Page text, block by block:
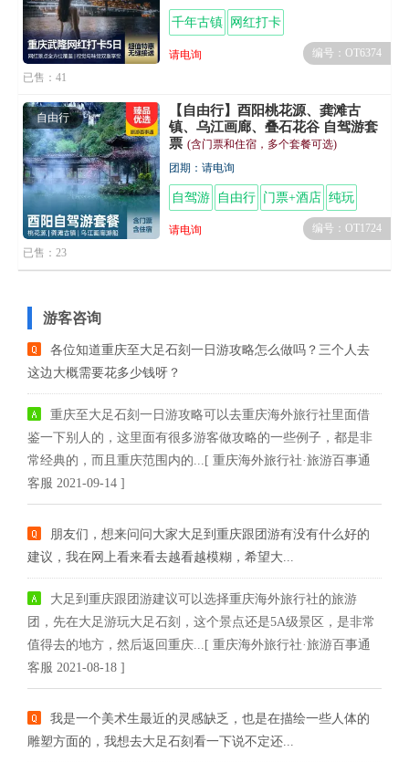
千年古镇 网红打卡
请电询
编号：OT6374
已售：41
自由行
【自由行】酉阳桃花源、龚滩古
镇、乌江画廊、叠石花谷 自驾游套
票 (含门票和住宿，多个套餐可选)
团期：请电询
自驾游 自由行 门票+酒店 纯玩
请电询
编号：OT1724
已售：23
游客咨询
各位知道重庆至大足石刻一日游攻略怎么做吗？三个人去
这边大概需要花多少钱呀？
重庆至大足石刻一日游攻略可以去重庆海外旅行社里面借
鉴一下别人的，这里面有很多游客做攻略的一些例子，都是非
常经典的，而且重庆范围内的...[ 重庆海外旅行社·旅游百事通
客服 2021-09-14 ]
朋友们，想来问问大家大足到重庆跟团游有没有什么好的
建议，我在网上看来看去越看越模糊，希望大...
大足到重庆跟团游建议可以选择重庆海外旅行社的旅游
团，先在大足游玩大足石刻，这个景点还是5A级景区，是非常
值得去的地方，然后返回重庆...[ 重庆海外旅行社·旅游百事通
客服 2021-08-18 ]
我是一个美术生最近的灵感缺乏，也是在描绘一些人体的
雕塑方面的，我想去大足石刻看一下说不定还...